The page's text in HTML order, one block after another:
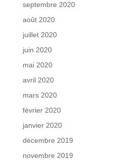
septembre 2020
août 2020
juillet 2020
juin 2020
mai 2020
avril 2020
mars 2020
février 2020
janvier 2020
décembre 2019
novembre 2019